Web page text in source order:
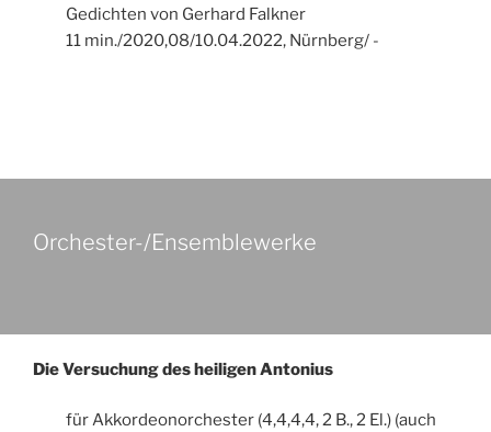
Gedichten von Gerhard Falkner
11 min./2020,08/10.04.2022, Nürnberg/ -
Orchester-/Ensemblewerke
Die Versuchung des heiligen Antonius
für Akkordeonorchester (4,4,4,4, 2 B., 2 El.) (auch